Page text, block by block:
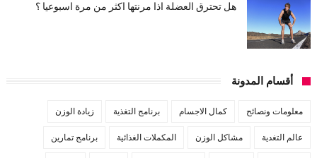
هل تحترق العضلة اذا مرنتها اكثر من مرة اسبوعيا ؟
أقسام المدونة
معلومات ونصائح كمال الاجسام برنامج التغذية زيادة الوزن
عالم التغدية مشاكل الوزن المكملات الغذائية برنامج تمارين